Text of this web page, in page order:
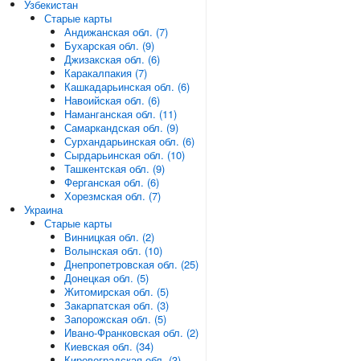
Узбекистан
Старые карты
Андижанская обл. (7)
Бухарская обл. (9)
Джизакская обл. (6)
Каракалпакия (7)
Кашкадарьинская обл. (6)
Навоийская обл. (6)
Наманганская обл. (11)
Самаркандская обл. (9)
Сурхандарьинская обл. (6)
Сырдарьинская обл. (10)
Ташкентская обл. (9)
Ферганская обл. (6)
Хорезмская обл. (7)
Украина
Старые карты
Винницкая обл. (2)
Волынская обл. (10)
Днепропетровская обл. (25)
Донецкая обл. (5)
Житомирская обл. (5)
Закарпатская обл. (3)
Запорожская обл. (5)
Ивано-Франковская обл. (2)
Киевская обл. (34)